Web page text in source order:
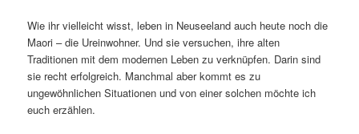
Wie ihr vielleicht wisst, leben in Neuseeland auch heute noch die
Maori – die Ureinwohner. Und sie versuchen, ihre alten
Traditionen mit dem modernen Leben zu verknüpfen. Darin sind
sie recht erfolgreich. Manchmal aber kommt es zu
ungewöhnlichen Situationen und von einer solchen möchte ich
euch erzählen.